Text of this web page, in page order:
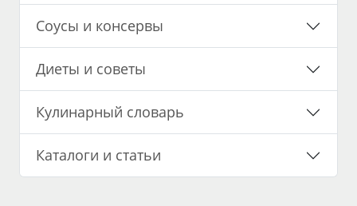
Соусы и консервы
Диеты и советы
Кулинарный словарь
Каталоги и статьи